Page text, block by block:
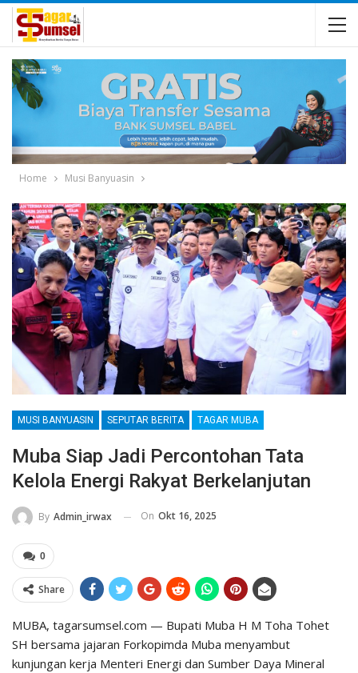
Home Musi Banyuasin
MUSI BANYUASIN SEPUTAR BERITA TAGAR MUBA
Muba Siap Jadi Percontohan Tata
Kelola Energi Rakyat Berkelanjutan
By Admin_irwax On Okt 16, 2025
0
Share
MUBA, tagarsumsel.com — Bupati Muba H M Toha Tohet
SH bersama jajaran Forkopimda Muba menyambut
kunjungan kerja Menteri Energi dan Sumber Daya Mineral